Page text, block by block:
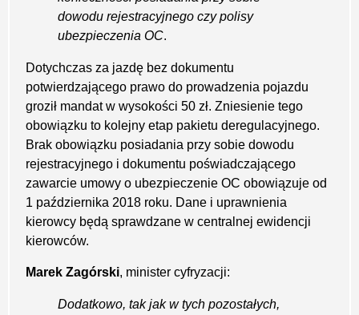
dowodu rejestracyjnego czy polisy
ubezpieczenia OC.
Dotychczas za jazdę bez dokumentu
potwierdzającego prawo do prowadzenia pojazdu
groził mandat w wysokości 50 zł. Zniesienie tego
obowiązku to kolejny etap pakietu deregulacyjnego.
Brak obowiązku posiadania przy sobie dowodu
rejestracyjnego i dokumentu poświadczającego
zawarcie umowy o ubezpieczenie OC obowiązuje od
1 października 2018 roku. Dane i uprawnienia
kierowcy będą sprawdzane w centralnej ewidencji
kierowców.
Marek Zagórski, minister cyfryzacji:
Dodatkowo, tak jak w tych pozostałych,